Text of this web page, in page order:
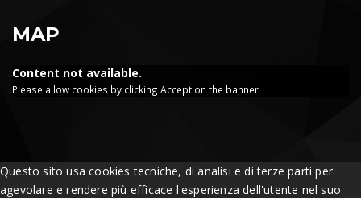
MAP
Content not available.
Please allow cookies by clicking Accept on the banner
Questo sito usa cookies tecniche, di analisi e di terze parti per
agevolare e rendere più efficace l'esperienza dell'utente nel suo